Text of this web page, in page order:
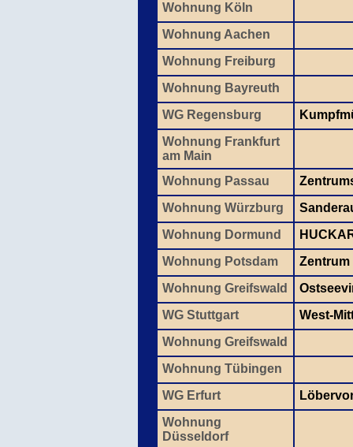
Wohnung Köln
Wohnung Aachen
Wohnung Freiburg
Wohnung Bayreuth
WG Regensburg
Wohnung Frankfurt
am Main
Wohnung Passau
Wohnung Würzburg
Wohnung Dormund
Wohnung Potsdam
Zentrum
Wohnung Greifswald
WG Stuttgart
West-
Wohnung Greifswald
Wohnung Tübingen
WG Erfurt
Wohnung
Düsseldorf